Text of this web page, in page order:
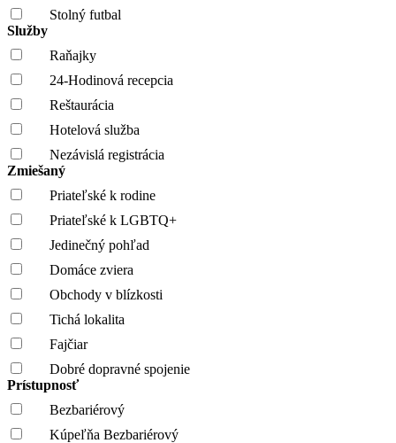
Stolný futbal
Služby
Raňajky
24-Hodinová recepcia
Reštaurácia
Hotelová služba
Nezávislá registrácia
Zmiešaný
Priateľské k rodine
Priateľské k LGBTQ+
Jedinečný pohľad
Domáce zviera
Obchody v blízkosti
Tichá lokalita
Fajčiar
Dobré dopravné spojenie
Prístupnosť
Bezbariérový
Kúpeľňa Bezbariérový